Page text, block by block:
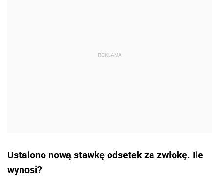
Ustalono nową stawkę odsetek za zwłokę. Ile
wynosi?